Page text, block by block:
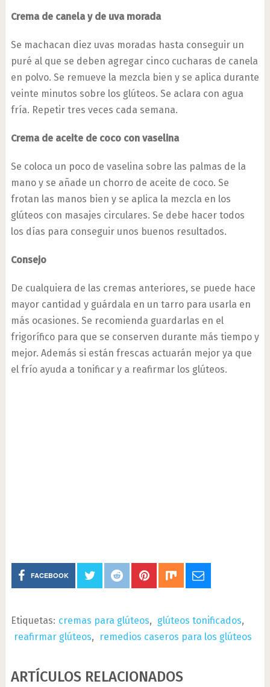
Crema de canela y de uva morada
Se machacan diez uvas moradas hasta conseguir un
puré al que se deben agregar cinco cucharas de canela
en polvo. Se remueve la mezcla bien y se aplica durante
veinte minutos sobre los glúteos. Se aclara con agua
fría. Repetir tres veces cada semana.
Crema de aceite de coco con vaselina
Se coloca un poco de vaselina sobre las palmas de la
mano y se añade un chorro de aceite de coco. Se
frotan las manos bien y se aplica la mezcla en los
glúteos con masajes circulares. Se debe hacer todos
los días para conseguir unos buenos resultados.
Consejo
De cualquiera de las cremas anteriores, se puede hace
mayor cantidad y guárdala en un tarro para usarla en
más ocasiones. Se recomienda guardarlas en el
frigorífico para que se conserven durante más tiempo y
mejor. Además si están frescas actuarán mejor ya que
el frío ayuda a tonificar y a reafirmar los glúteos.
FACEBOOK
Etiquetas: cremas para glúteos, glúteos tonificados,
reafirmar glúteos, remedios caseros para los glúteos
ARTÍCULOS RELACIONADOS